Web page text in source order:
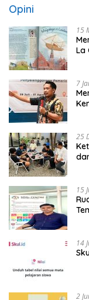
Opini
15
La
7
25
15
14
2